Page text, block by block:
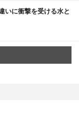
いに衝撃を受ける水と